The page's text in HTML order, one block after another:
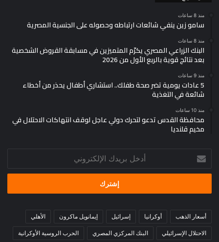
منذ 8 ساعات
سامو زين ينفي شائعات ارتباطه وحصوله على الجنسية المصرية
منذ 8 ساعات
البنك الزراعي المصري يكرّم المتميزين في مسابقة القروض الشخصية
بعد نتائج قوية بالربع الأول من 2026
منذ 9 ساعات
5 عادات يومية تضر صحة طفلك.. استشاري أطفال يحذر من أخطاء
شائعة في التغذية
منذ 10 ساعات
محافظة القدس تدعو لتحرك دولي عاجل لوقف انتهاكات الاحتلال في
مخيم قلنديا
بريدك
الإلكتروني
أسعار الذهب أوكرانيا إسرائيل إيمانويل ماكرون الأهلي
الاحتلال الإسرائيلي البنك المركزي المصري الحرب الروسية الأوكرانية